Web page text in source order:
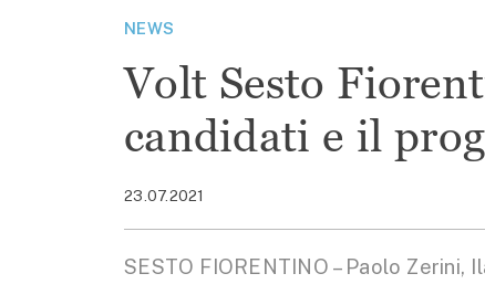
NEWS
Volt Sesto
candidati e il
23.07.2021
SESTO FIORENTINO – Paolo Zerini,